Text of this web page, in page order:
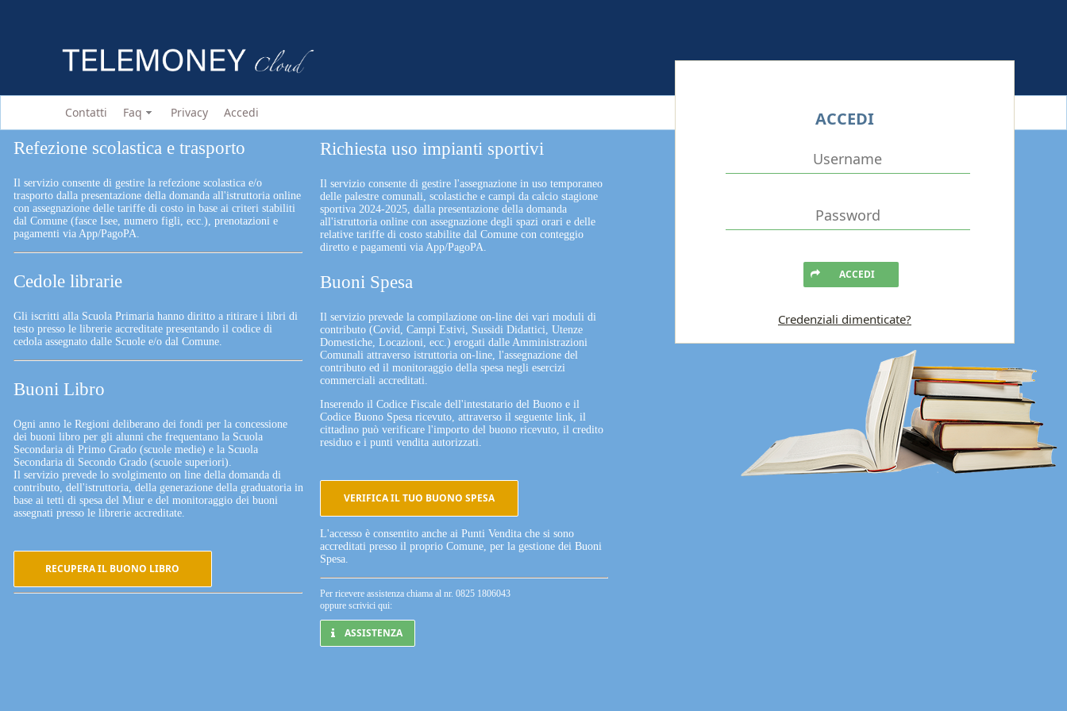
Contatti Faq Privacy Accedi
Refezione scolastica e trasporto
Il servizio consente di gestire la refezione scolastica e/o
trasporto dalla presentazione della domanda all'istruttoria online
con assegnazione delle tariffe di costo in base ai criteri stabiliti
dal Comune (fasce Isee, numero figli, ecc.), prenotazioni e
pagamenti via App/PagoPA.
Cedole librarie
Gli iscritti alla Scuola Primaria hanno diritto a ritirare i libri di
testo presso le librerie accreditate presentando il codice di
cedola assegnato dalle Scuole e/o dal Comune.
Buoni Libro
Ogni anno le Regioni deliberano dei fondi per la concessione
dei buoni libro per gli alunni che frequentano la Scuola
Secondaria di Primo Grado (scuole medie) e la Scuola
Secondaria di Secondo Grado (scuole superiori).
Il servizio prevede lo svolgimento on line della domanda di
contributo, dell'istruttoria, della generazione della graduatoria in
base ai tetti di spesa del Miur e del monitoraggio dei buoni
assegnati presso le librerie accreditate.
RECUPERA IL BUONO LIBRO
Richiesta uso impianti sportivi
Il servizio consente di gestire l'assegnazione in uso temporaneo
delle palestre comunali, scolastiche e campi da calcio stagione
sportiva 2024-2025, dalla presentazione della domanda
all'istruttoria online con assegnazione degli spazi orari e delle
relative tariffe di costo stabilite dal Comune con conteggio
diretto e pagamenti via App/PagoPA.
Buoni Spesa
Il servizio prevede la compilazione on-line dei vari moduli di
contributo (Covid, Campi Estivi, Sussidi Didattici, Utenze
Domestiche, Locazioni, ecc.) erogati dalle Amministrazioni
Comunali attraverso istruttoria on-line, l'assegnazione del
contributo ed il monitoraggio della spesa negli esercizi
commerciali accreditati.
Inserendo il Codice Fiscale dell'intestatario del Buono e il
Codice Buono Spesa ricevuto, attraverso il seguente link, il
cittadino può verificare l'importo del buono ricevuto, il credito
residuo e i punti vendita autorizzati.
VERIFICA IL TUO BUONO SPESA
L'accesso è consentito anche ai Punti Vendita che si sono
accreditati presso il proprio Comune, per la gestione dei Buoni
Spesa.
Per ricevere assistenza chiama al nr. 0825 1806043
oppure scrivici qui:
ASSISTENZA
ACCEDI
ACCEDI
Credenziali dimenticate?